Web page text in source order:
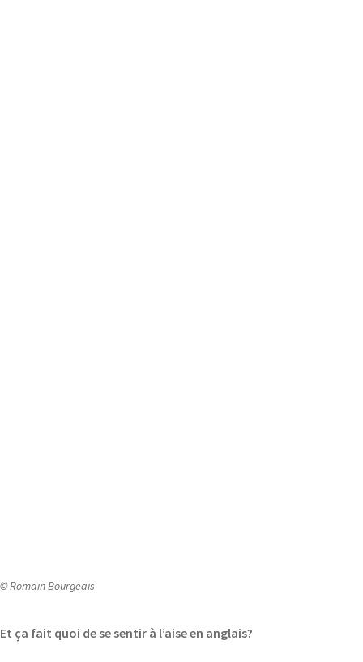
© Romain Bourgeais
Et ça fait quoi de se sentir à l’aise en anglais?